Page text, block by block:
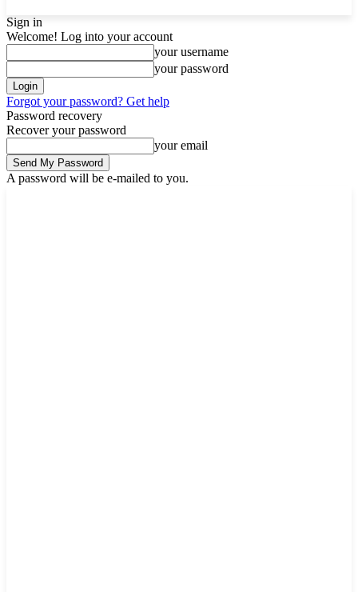
Sign in
Welcome! Log into your account
your username
your password
Forgot your password? Get help
Password recovery
Recover your password
your email
A password will be e-mailed to you.